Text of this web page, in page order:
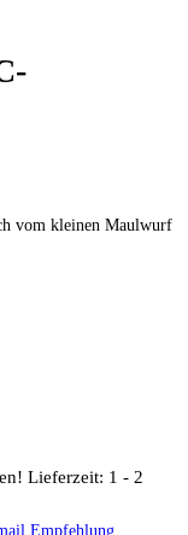
vom kleinen Maulwurf
Lieferzeit: 1 - 2